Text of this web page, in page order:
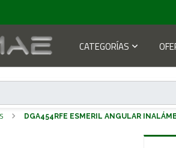
CATEGORÍAS
DGA454RFE ESMERIL ANGULAR